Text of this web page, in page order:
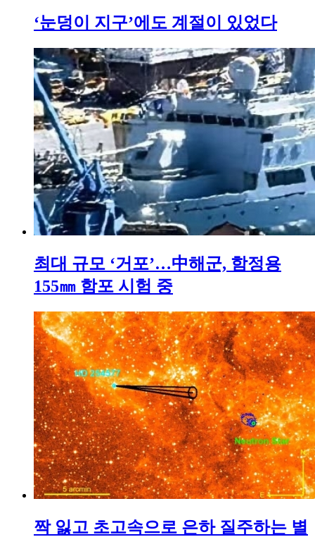
‘눈덩이 지구’에도 계절이 있었다
최대 규모 ‘거포’…中해군, 함정용
155㎜ 함포 시험 중
짝 잃고 초고속으로 은하 질주하는 별